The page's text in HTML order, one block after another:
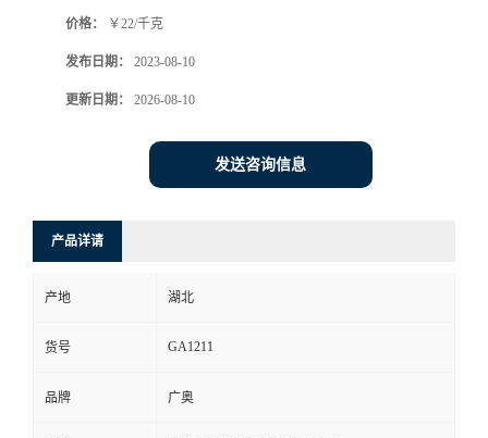
价格： ￥22/千克
发布日期： 2023-08-10
更新日期： 2026-08-10
发送咨询信息
产品详请
产地 湖北
货号 GA1211
品牌 广奥